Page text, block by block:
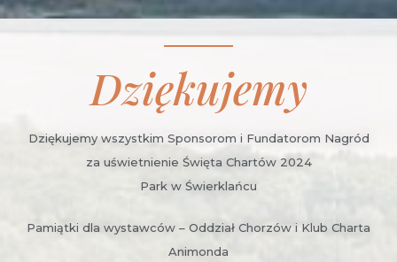
Dziękujemy
Dziękujemy wszystkim Sponsorom i Fundatorom Nagród
za uświetnienie Święta Chartów 2024
Park w Świerklańcu
Pamiątki dla wystawców – Oddział Chorzów i Klub Charta
Animonda